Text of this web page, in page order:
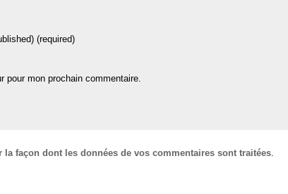
(required)
mon prochain commentaire.
la façon dont les données de vos commentaires sont traitées.